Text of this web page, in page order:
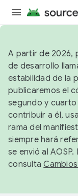
A partir de 2026,
de desarrollo
estabilidad de la
publicaremos el
segundo y cuarto
contribuir a él, usa
rama del
siempre hará
se envió al
consulta